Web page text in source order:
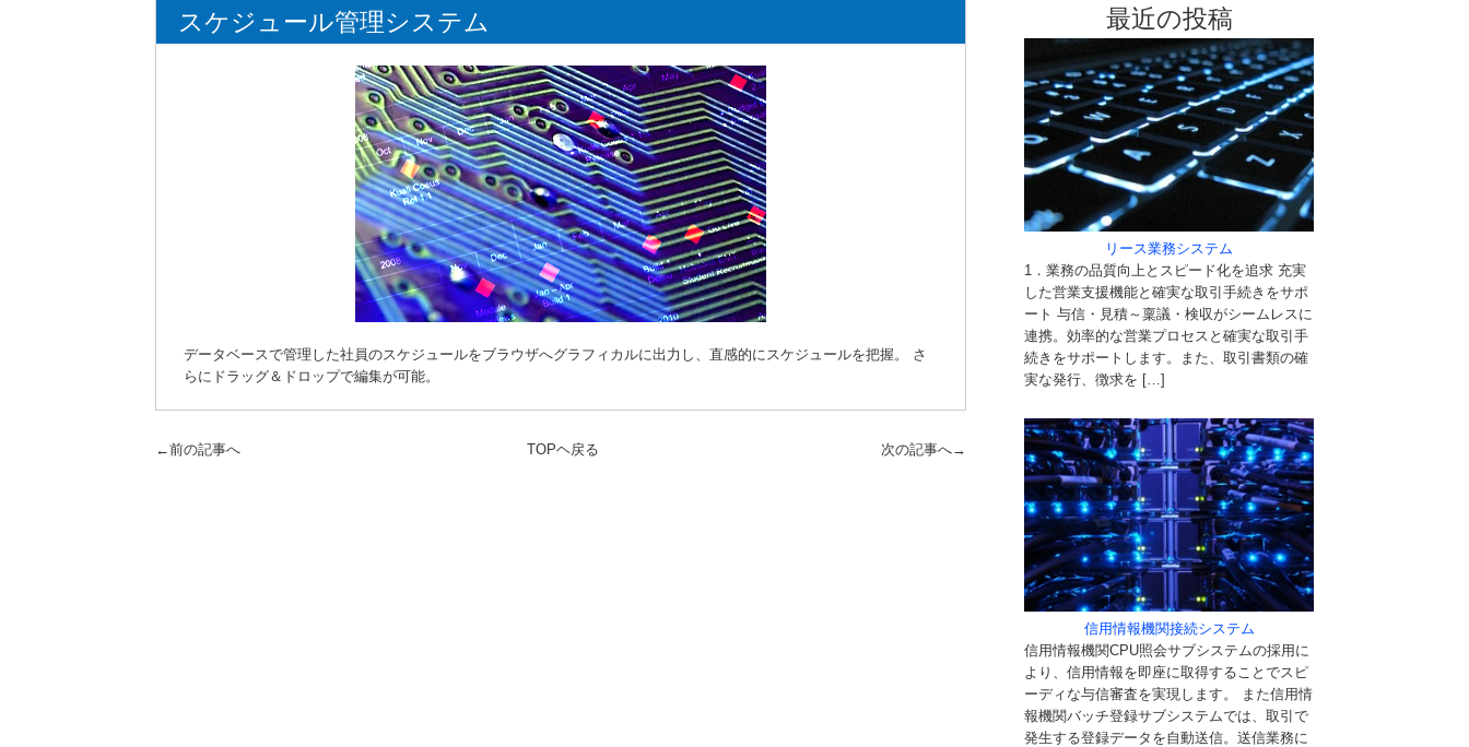
スケジュール管理システム
データベースで管理した社員のスケジュールをブラウザへグラフィカルに出力し、直感的にスケジュールを把握。 さ
らにドラッグ＆ドロップで編集が可能。
←前の記事へ TOPヘ戻る 次の記事へ→
最近の投稿
リース業務システム
1．業務の品質向上とスピード化を追求 充実
した営業支援機能と確実な取引手続きをサポ
ート 与信・見積～稟議・検収がシームレスに
連携。効率的な営業プロセスと確実な取引手
続きをサポートします。また、取引書類の確
実な発行、徴求を […]
信用情報機関接続システム
信用情報機関CPU照会サブシステムの採用に
より、信用情報を即座に取得することでスピ
ーディな与信審査を実現します。 また信用情
報機関バッチ登録サブシステムでは、取引で
発生する登録データを自動送信。送信業務に